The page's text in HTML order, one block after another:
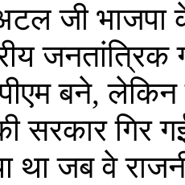
जी भाजपा
बने,
सरकार गिर
था जब वे